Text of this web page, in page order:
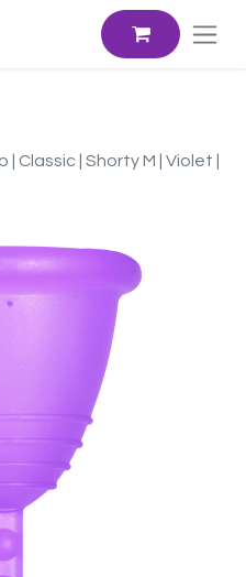
| Shorty M | Violet |